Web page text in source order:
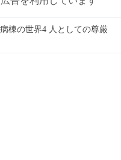
棟の世界4 人としての尊厳